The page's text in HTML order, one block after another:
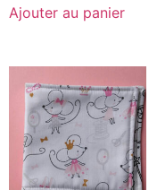
Ajouter au panier